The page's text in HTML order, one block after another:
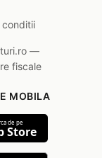
conditii
—
fiscale
MOBILA
de pe
Store